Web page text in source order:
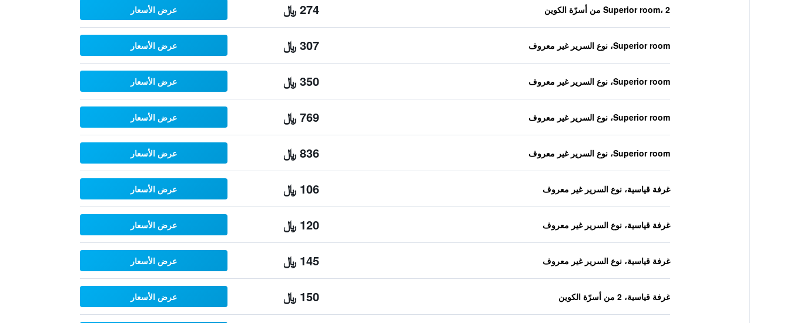
Superior room، 2 من أسرّة الكوين 274 ﷼ عرض الأسعار
Superior room، نوع السرير غير معروف 307 ﷼ عرض الأسعار
Superior room، نوع السرير غير معروف 350 ﷼ عرض الأسعار
Superior room، نوع السرير غير معروف 769 ﷼ عرض الأسعار
Superior room، نوع السرير غير معروف 836 ﷼ عرض الأسعار
غرفة قياسية، نوع السرير غير معروف 106 ﷼ عرض الأسعار
غرفة قياسية، نوع السرير غير معروف 120 ﷼ عرض الأسعار
غرفة قياسية، نوع السرير غير معروف 145 ﷼ عرض الأسعار
غرفة قياسية، 2 من أسرّة الكوين 150 ﷼ عرض الأسعار